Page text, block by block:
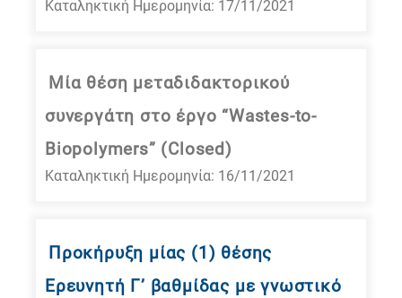
Καταληκτική Ημερομηνία: 17/11/2021
Μία θέση μεταδιδακτορικού
συνεργάτη στο έργο “Wastes-to-
Biopolymers” (Closed)
Καταληκτική Ημερομηνία: 16/11/2021
Προκήρυξη μίας (1) θέσης
Ερευνητή Γ’ βαθμίδας με γνωστικό